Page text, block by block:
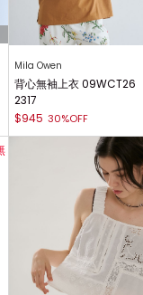
Mila Owen
背心無袖上衣 09WCT26
2317
$945 30%OFF